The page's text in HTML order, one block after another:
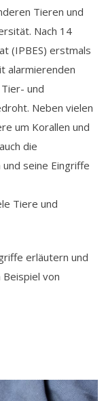
Tieren und
Nach 14
(IPBES) erstmals
alarmierenden
und
Neben vielen
um Korallen und
die
seine Eingriffe
Tiere und
erläutern und
von